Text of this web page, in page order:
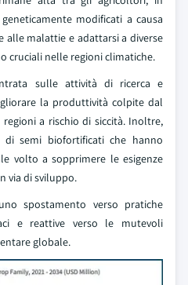
modificati a causa
alle malattie e adattarsi a diverse
cruciali nelle regioni climatiche.
sulle attività di ricerca e
la produttività colpite dal
a rischio di siccità. Inoltre,
semi biofortificati che hanno
volto a sopprimere le esigenze
via di sviluppo.
spostamento verso pratiche
e reattive verso le mutevoli
globale.